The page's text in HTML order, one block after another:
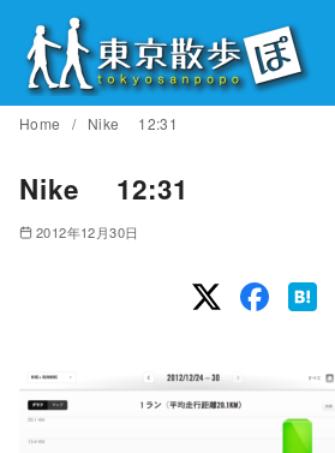
ンHome Nike 12:31
Nike 12:31
2012年12月30日